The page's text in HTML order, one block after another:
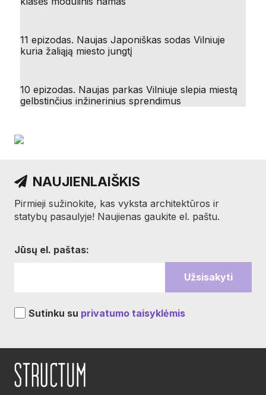
11 epizodas. Naujas Japoniškas sodas Vilniuje
kuria žaliąją miesto jungtį
10 epizodas. Naujas parkas Vilniuje slepia miestą
gelbstinčius inžinerinius sprendimus
NAUJIENLAIŠKIS
Pirmieji sužinokite, kas vyksta architektūros ir
statybų pasaulyje! Naujienas gaukite el. paštu.
Jūsų el. paštas:
Sutinku su privatumo taisyklėmis